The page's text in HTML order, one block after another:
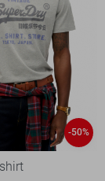
-50%